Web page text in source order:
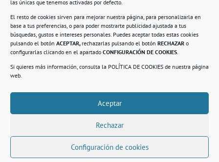
las únicas que tenemos activadas por defecto.
El resto de cookies sirven para mejorar nuestra página, para personalizarla en
base a tus preferencias, o para poder mostrarte publicidad ajustada a tus
búsquedas, gustos e intereses personales. Puedes aceptar todas estas cookies
pulsando el botón ACEPTAR, rechazarlas pulsando el botón RECHAZAR o
configurarlas clicando en el apartado CONFIGURACIÓN DE COOKIES.
Si quieres más información, consulta la POLÍTICA DE COOKIES de nuestra página
web.
Aceptar
Rechazar
Configuración de cookies
Política de Cookies.
© 2021. Realizado en el Centro de Rehabilitación